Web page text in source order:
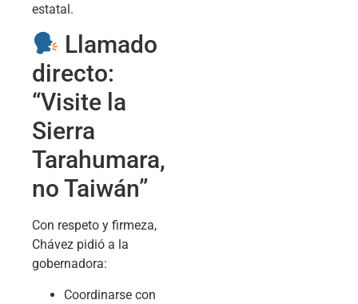
estatal.
Llamado
directo:
“Visite la
Sierra
Tarahumara,
no Taiwán”
Con respeto y firmeza,
Chávez pidió a la
gobernadora:
Coordinarse con